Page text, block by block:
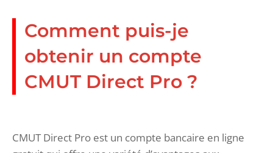
Comment puis-je
obtenir un compte
CMUT Direct Pro ?
CMUT Direct Pro est un compte bancaire en ligne